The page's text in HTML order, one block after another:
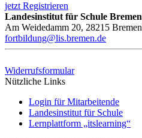
jetzt Registrieren
Landesinstitut für Schule Bremen
Am Weidedamm 20, 28215 Bremen
fortbildung@lis.bremen.de
Widerrufsformular
Nützliche Links
Login für Mitarbeitende
Landesinstitut für Schule
Lernplattform „itslearning“